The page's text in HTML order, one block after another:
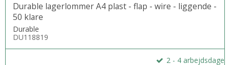
Durable lagerlommer A4 plast - flap - wire - liggende -
50 klare
Durable
DU118819
2 - 4 arbejdsdage